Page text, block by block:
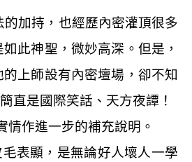
加持，也經歷內密灌頂很多
此神聖，微妙高深。但是，
上師設有內密壇場，卻不知
直是國際笑話、天方夜譚！
作進一步的補充說明。
表顯，是無論好人壞人一學